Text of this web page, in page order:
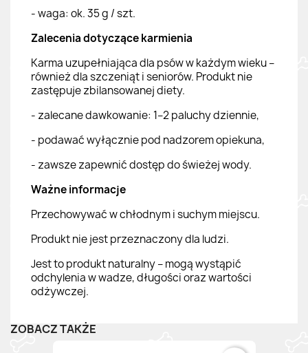
- waga: ok. 35 g / szt.
Zalecenia dotyczące karmienia
Karma uzupełniająca dla psów w każdym wieku –
również dla szczeniąt i seniorów. Produkt nie
zastępuje zbilansowanej diety.
- zalecane dawkowanie: 1–2 paluchy dziennie,
- podawać wyłącznie pod nadzorem opiekuna,
- zawsze zapewnić dostęp do świeżej wody.
Ważne informacje
Przechowywać w chłodnym i suchym miejscu.
Produkt nie jest przeznaczony dla ludzi.
Jest to produkt naturalny – mogą wystąpić
odchylenia w wadze, długości oraz wartości
odżywczej.
ZOBACZ TAKŻE